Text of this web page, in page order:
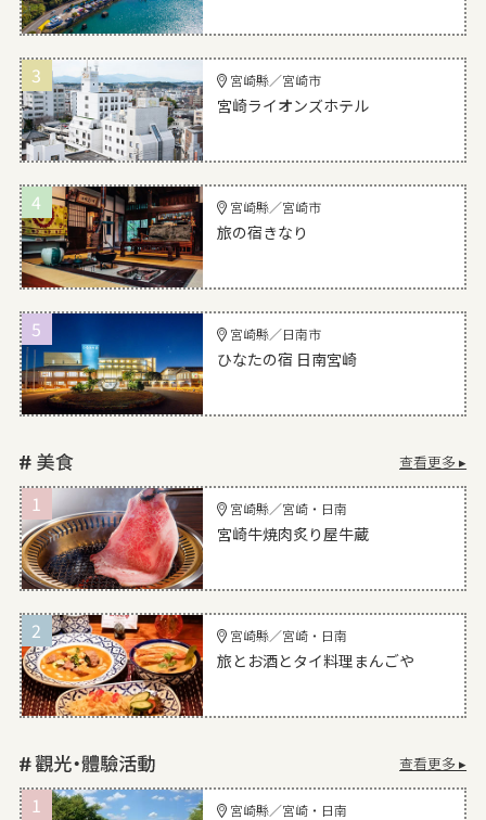
3 宮崎縣／宮崎市
宮崎ライオンズホテル
4 宮崎縣／宮崎市
旅の宿きなり
5 宮崎縣／日南市
ひなたの宿 日南宮崎
查看更多 ▸
1 宮崎縣／宮崎・日南
宮崎牛焼肉炙り屋牛蔵
2 宮崎縣／宮崎・日南
旅とお酒とタイ料理まんごや
查看更多 ▸
1 宮崎縣／宮崎・日南